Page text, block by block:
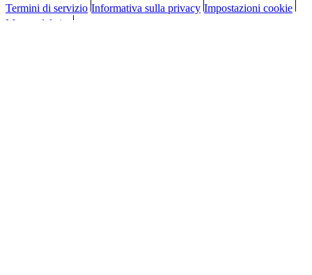
Termini di servizio Informativa sulla privacy Impostazioni cookie
Mappa del sito